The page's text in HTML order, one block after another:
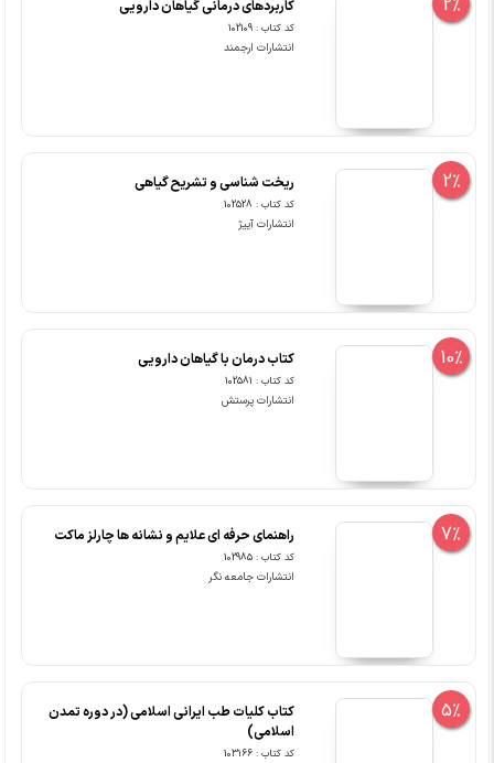
2% کاربردهای درمانی گیاهان دارویی
کد کتاب : 102109
انتشارات ارجمند
2% ریخت شناسی و تشریح گیاهی
کد کتاب : 102528
انتشارات آییژ
10% کتاب درمان با گیاهان دارویی
کد کتاب : 102581
انتشارات پرستش
7% راهنمای حرفه ای علایم و نشانه ها چارلز ماکت
کد کتاب : 102985
انتشارات جامعه نگر
5%
کتاب کلیات طب ایرانی اسلامی (در دوره تمدن
اسلامی)
کد کتاب : 103166